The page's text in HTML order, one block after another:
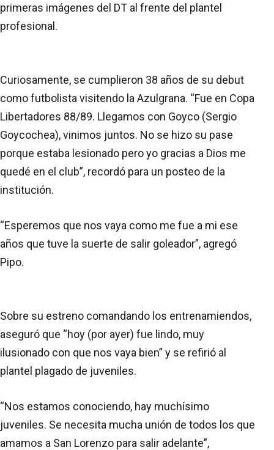
primeras imágenes del DT al frente del plantel
profesional.
Curiosamente, se cumplieron 38 años de su debut
como futbolista visitendo la Azulgrana. “Fue en Copa
Libertadores 88/89. Llegamos con Goyco (Sergio
Goycochea), vinimos juntos. No se hizo su pase
porque estaba lesionado pero yo gracias a Dios me
quedé en el club”, recordó para un posteo de la
institución.
“Esperemos que nos vaya como me fue a mi ese
años que tuve la suerte de salir goleador”, agregó
Pipo.
Sobre su estreno comandando los entrenamiendos,
aseguró que “hoy (por ayer) fue lindo, muy
ilusionado con que nos vaya bien” y se refirió al
plantel plagado de juveniles.
“Nos estamos conociendo, hay muchísimo
juveniles. Se necesita mucha unión de todos los que
amamos a San Lorenzo para salir adelante”,